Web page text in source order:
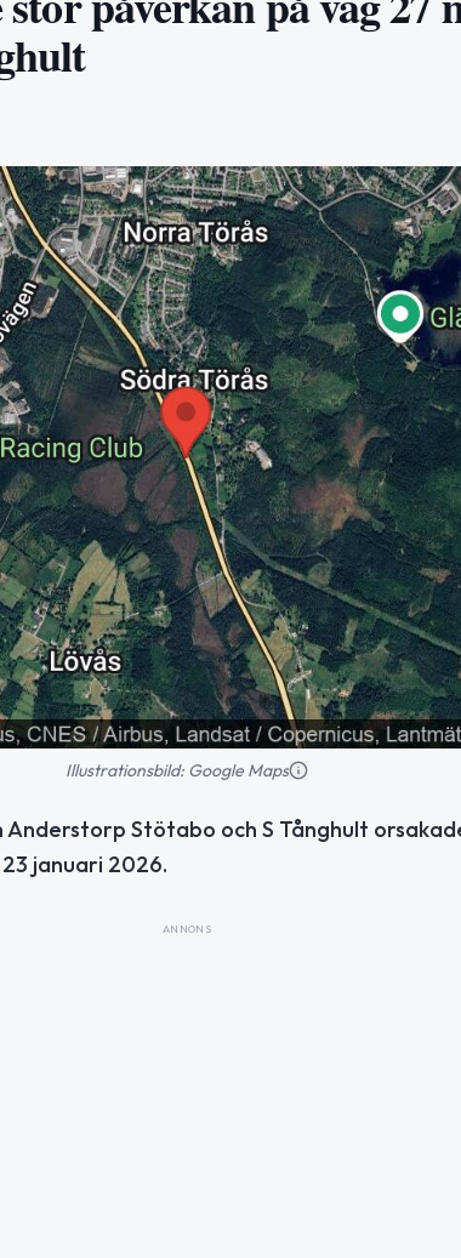
Illustrationsbild: Google Maps
Anderstorp Stötabo och S Tånghult
januari 2026.
ANNONS